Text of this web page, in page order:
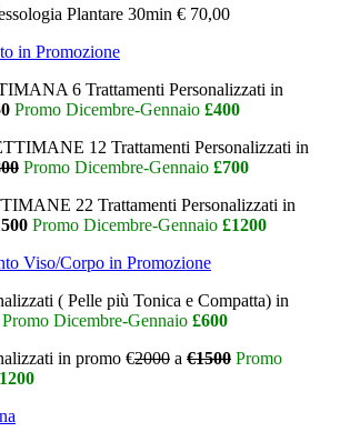
Plantare 30min € 70,00
in Promozione
6 Trattamenti Personalizzati in
Promo Dicembre-Gennaio £400
12 Trattamenti Personalizzati in
Promo Dicembre-Gennaio £700
22 Trattamenti Personalizzati in
Promo Dicembre-Gennaio £1200
Viso/Corpo in Promozione
( Pelle più Tonica e Compatta) in
Promo Dicembre-Gennaio £600
in promo €2000 a €1500 Promo